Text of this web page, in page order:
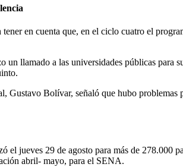
en cuenta que, en el ciclo cuatro el
un llamado a las universidades públicas para
Gustavo Bolívar, señaló que hubo problemas
el jueves 29 de agosto para más de 278.000
abril- mayo, para el SENA.